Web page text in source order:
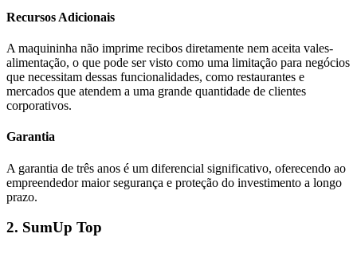
Recursos Adicionais
A maquininha não imprime recibos diretamente nem aceita vales-
alimentação, o que pode ser visto como uma limitação para negócios
que necessitam dessas funcionalidades, como restaurantes e
mercados que atendem a uma grande quantidade de clientes
corporativos.
Garantia
A garantia de três anos é um diferencial significativo, oferecendo ao
empreendedor maior segurança e proteção do investimento a longo
prazo.
2. SumUp Top